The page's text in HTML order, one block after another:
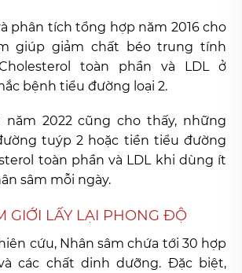
phân tích tổng hợp năm 2016 cho
giúp giảm chất béo trung tính
Cholesterol toàn phần và LDL ở
bệnh tiểu đường loại 2.
2022 cũng cho thấy, những
tuýp 2 hoặc tiền tiểu đường
toàn phần và LDL khi dùng ít
sâm mỗi ngày.
GIỚI LẤY LẠI PHONG ĐỘ
cứu, Nhân sâm chứa tới 30 hợp
các chất dinh dưỡng. Đặc biệt,